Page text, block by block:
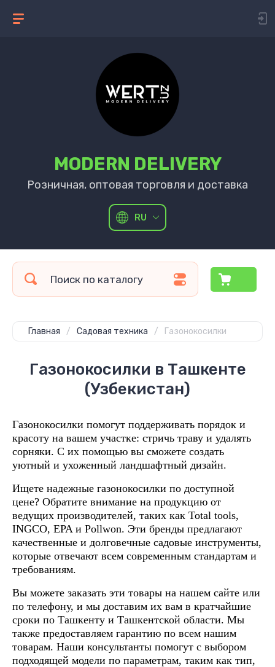
MODERN DELIVERY
Розничная, оптовая торговля и доставка
RU
Главная / Садовая техника / Газонокосилки
Газонокосилки в Ташкенте
(Узбекистан)
Газонокосилки помогут поддерживать порядок и
красоту на вашем участке: стричь траву и удалять
сорняки. С их помощью вы сможете создать
уютный и ухоженный ландшафтный дизайн.
Ищете надежные газонокосилки по доступной
цене? Обратите внимание на продукцию от
ведущих производителей, таких как Total tools,
INGCO, EPAи Pollwon. Эти бренды предлагают
качественные и долговечные садовые инструменты,
которые отвечают всем современным стандартам и
требованиям.
Вы можете заказать эти товары на нашем сайте или
по телефону, и мы доставим их вам в кратчайшие
сроки по Ташкенту и Ташкентской области. Мы
также предоставляем гарантию по всем нашим
товарам. Наши консультанты помогут с выбором
подходящей модели по параметрам, таким как тип,